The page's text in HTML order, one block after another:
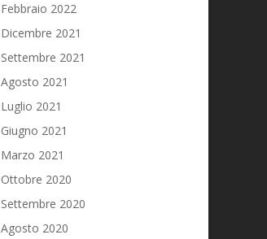
Febbraio 2022
Dicembre 2021
Settembre 2021
Agosto 2021
Luglio 2021
Giugno 2021
Marzo 2021
Ottobre 2020
Settembre 2020
Agosto 2020